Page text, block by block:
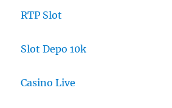
RTP Slot
Slot Depo 10k
Casino Live